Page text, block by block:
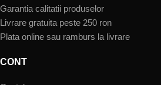
Garantia calitatii produselor
Livrare gratuita peste 250 ron
Plata online sau ramburs la livrare
CONT